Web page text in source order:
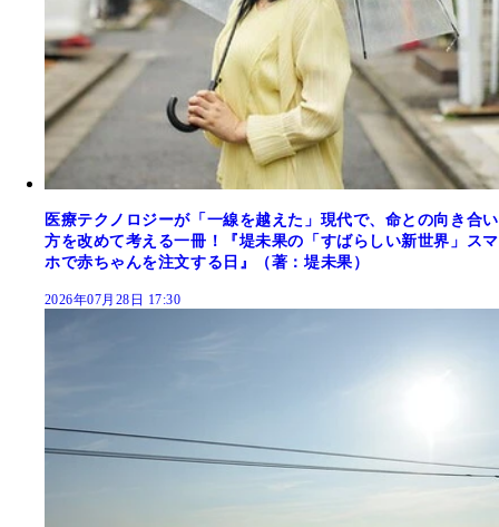
医療テクノロジーが「一線を越えた」現代で、命との向き合い
方を改めて考える一冊！『堤未果の「すばらしい新世界」スマ
ホで赤ちゃんを注文する日』（著：堤未果）
2026年07月28日 17:30